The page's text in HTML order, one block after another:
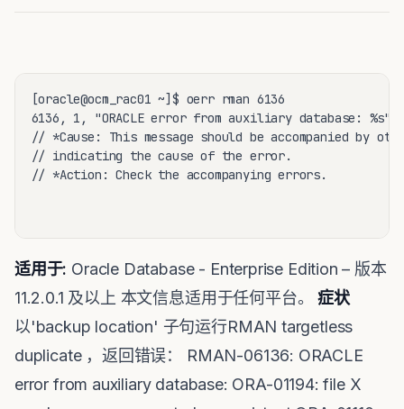
[oracle@ocm_rac01 ~]$ oerr rman 6136
6136, 1, "ORACLE error from auxiliary database: %s"
// *Cause: This message should be accompanied by
// indicating the cause of the error.
// *Action: Check the accompanying errors.
适用于: Oracle Database - Enterprise Edition – 版本
11.2.0.1 及以上 本文信息适用于任何平台。症状
以'backup location' 子句运行RMAN targetless
duplicate ，返回错误： RMAN-06136: ORACLE
error from auxiliary database: ORA-01194: file X